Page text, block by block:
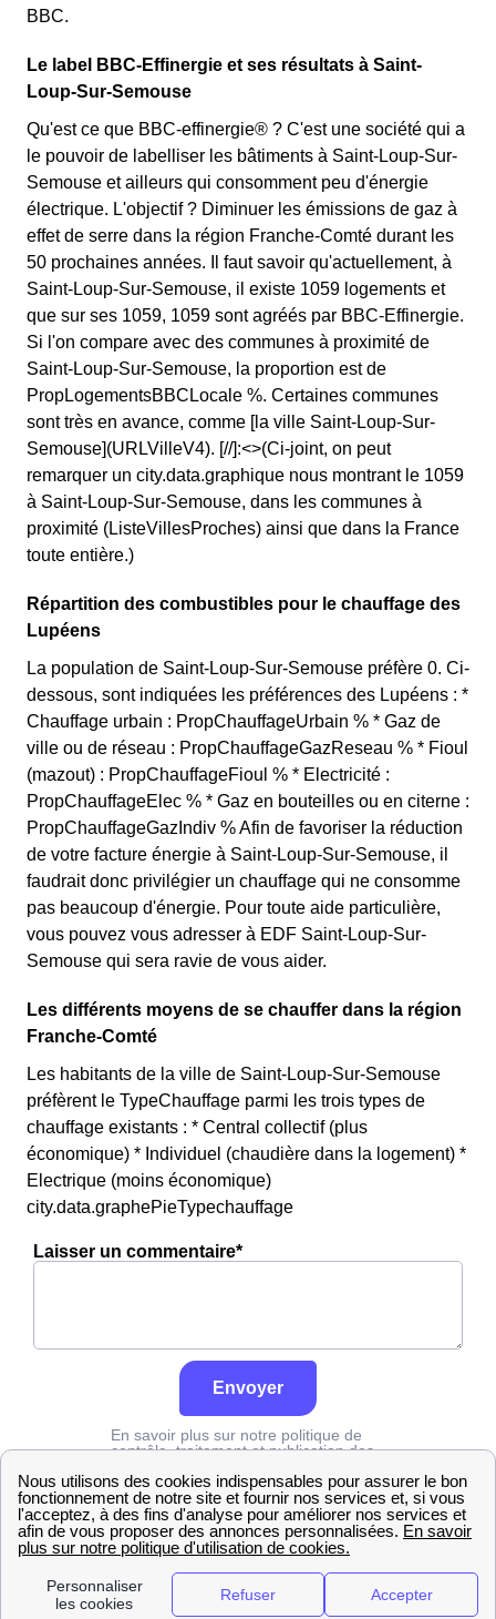
BBC.
Le label BBC-Effinergie et ses résultats à Saint-
Loup-Sur-Semouse
Qu'est ce que BBC-effinergie® ? C'est une société qui a
le pouvoir de labelliser les bâtiments à Saint-Loup-Sur-
Semouse et ailleurs qui consomment peu d'énergie
électrique. L'objectif ? Diminuer les émissions de gaz à
effet de serre dans la région Franche-Comté durant les
50 prochaines années. Il faut savoir qu'actuellement, à
Saint-Loup-Sur-Semouse, il existe 1059 logements et
que sur ses 1059, 1059 sont agréés par BBC-Effinergie.
Si l'on compare avec des communes à proximité de
Saint-Loup-Sur-Semouse, la proportion est de
PropLogementsBBCLocale %. Certaines communes
sont très en avance, comme [la ville Saint-Loup-Sur-
Semouse](URLVilleV4). [//]:<>(Ci-joint, on peut
remarquer un city.data.graphique nous montrant le 1059
à Saint-Loup-Sur-Semouse, dans les communes à
proximité (ListeVillesProches) ainsi que dans la France
toute entière.)
Répartition des combustibles pour le chauffage des
Lupéens
La population de Saint-Loup-Sur-Semouse préfère 0. Ci-
dessous, sont indiquées les préférences des Lupéens : *
Chauffage urbain : PropChauffageUrbain % * Gaz de
ville ou de réseau : PropChauffageGazReseau % * Fioul
(mazout) : PropChauffageFioul % * Electricité :
PropChauffageElec % * Gaz en bouteilles ou en citerne :
PropChauffageGazIndiv % Afin de favoriser la réduction
de votre facture énergie à Saint-Loup-Sur-Semouse, il
faudrait donc privilégier un chauffage qui ne consomme
pas beaucoup d'énergie. Pour toute aide particulière,
vous pouvez vous adresser à EDF Saint-Loup-Sur-
Semouse qui sera ravie de vous aider.
Les différents moyens de se chauffer dans la région
Franche-Comté
Les habitants de la ville de Saint-Loup-Sur-Semouse
préfèrent le TypeChauffage parmi les trois types de
chauffage existants : * Central collectif (plus
économique) * Individuel (chaudière dans la logement) *
Electrique (moins économique)
city.data.graphePieTypechauffage
Laisser un commentaire*
Envoyer
En savoir plus sur notre politique de
contrôle, traitement et publication des
Edf Haute-Saône Saint-Loup-Sur-Semouse